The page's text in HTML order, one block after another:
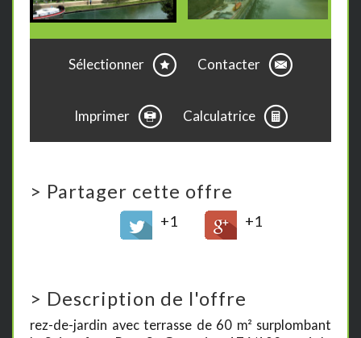
Sélectionner Contacter
Imprimer Calculatrice
> Partager cette offre
+1 +1
> Description de l'offre
rez-de-jardin avec terrasse de 60 m² surplombant